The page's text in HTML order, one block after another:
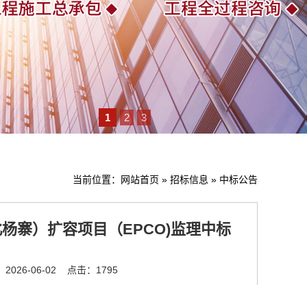
1 2 3
当前位置： 网站首页 » 招标信息 » 中标公告
寨）扩容项目（EPCO)监理中标
2026-06-02 点击：1795